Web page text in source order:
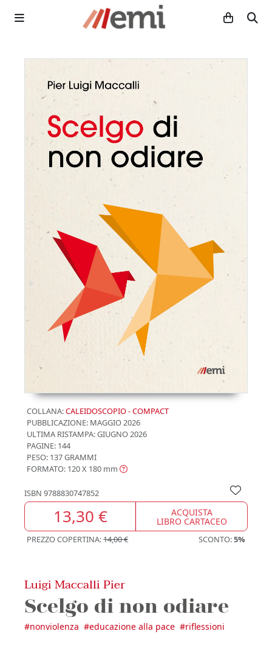
COLLANA:CALEIDOSCOPIO - COMPACT
PUBBLICAZIONE: MAGGIO 2026
ULTIMA RISTAMPA:GIUGNO 2026
PAGINE: 144
PESO: 137 GRAMMI
FORMATO: 120 X 180 mm
ISBN 9788830747852
13,30 € ACQUISTA
LIBRO CARTACEO
PREZZO COPERTINA:14,00 € SCONTO:5%
Luigi Maccalli Pier
Scelgo di non odiare
#nonviolenza #educazione alla pace #riflessioni